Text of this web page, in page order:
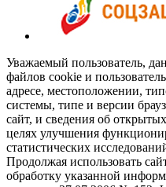
Уважаемый пользователь,
файлов cookie и
адресе, местоположении,
системы, типе и версии
сайт, и сведения об
целях улучшения
статистических
Продолжая использовать
обработку указанной